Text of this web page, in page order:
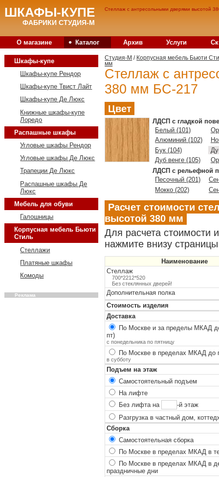
Стеллаж с антресольными дверями высотой
ШКАФЫ-КУПЕ
ФАБРИКИ СТУДИЯ-М
О магазине • Каталог Архив Услуги
Студия-M / Корпусная мебель Бьюти
мм
Стеллаж с
380 мм БС-217
Цвет
ЛДСП с гладкой
Белый (101)
Алюминий (102)
Бук (104)
Дуб венге (105)
ЛДСП с рельефной
Песочный (201)
Мокко (202)
Расчет стоимости
высотой 380 мм
Для расчета стоимости
нажмите внизу
Наименование
Стеллаж
700*2212*520
Без стеклянных дверей!
Дополнительная полка
Стоимость изделия
Доставка
По Москве и за пределы МКАД
пт)
с понедельника по пятницу
По Москве в пределах МКАД до
в субботу
Подъем на этаж
Самостоятельный подъем
На лифте
Без лифта на
-й этаж
Разгрузка в частный дом,
Сборка
Самостоятельная сборка
По Москве в пределах МКАД в
По Москве в пределах МКАД в
праздничные дни
Шкафы-купе
Шкафы-купе Рендор
Шкафы-купе Твист Лайт
Шкафы-купе Де Люкс
Книжные шкафы-купе
Лоредо
Распашные шкафы
Угловые шкафы Рендор
Угловые шкафы Де Люкс
Трапеции Де Люкс
Распашные шкафы Де
Люкс
Мебель для обуви
Галошницы
Корпусная мебель Бьюти
Стиль
Стеллажи
Платяные шкафы
Комоды
Реклама